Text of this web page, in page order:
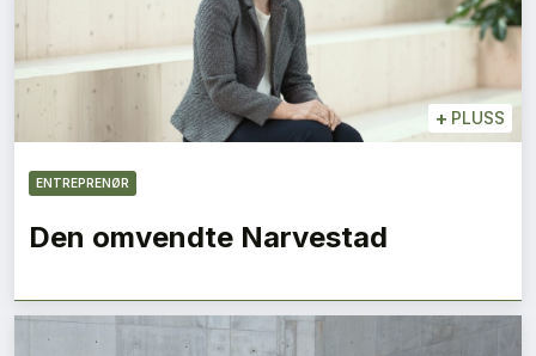
+ PLUSS
ENTREPRENØR
Den omvendte Narvestad